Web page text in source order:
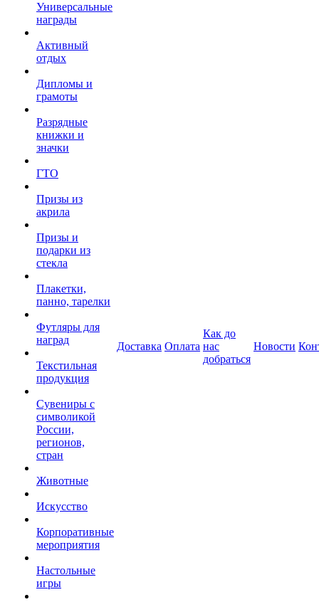
Универсальные
награды
Активный
отдых
Дипломы и
грамоты
Разрядные
книжки и
значки
ГТО
Призы из
акрила
Призы и
подарки из
стекла
Плакетки,
панно, тарелки
Футляры для
наград
Текстильная
продукция
Сувениры с
символикой
России,
регионов,
стран
Животные
Искусство
Корпоративные
мероприятия
Настольные
игры
Доставка Оплата
Как до
нас
добраться
Новости